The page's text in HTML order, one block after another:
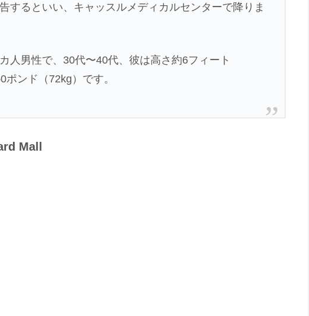
するといい、キャッスルメディカルセンターで降りま
人男性で、30代〜40代、彼は高さ約6フィート
ポンド（72kg）です。
Mall